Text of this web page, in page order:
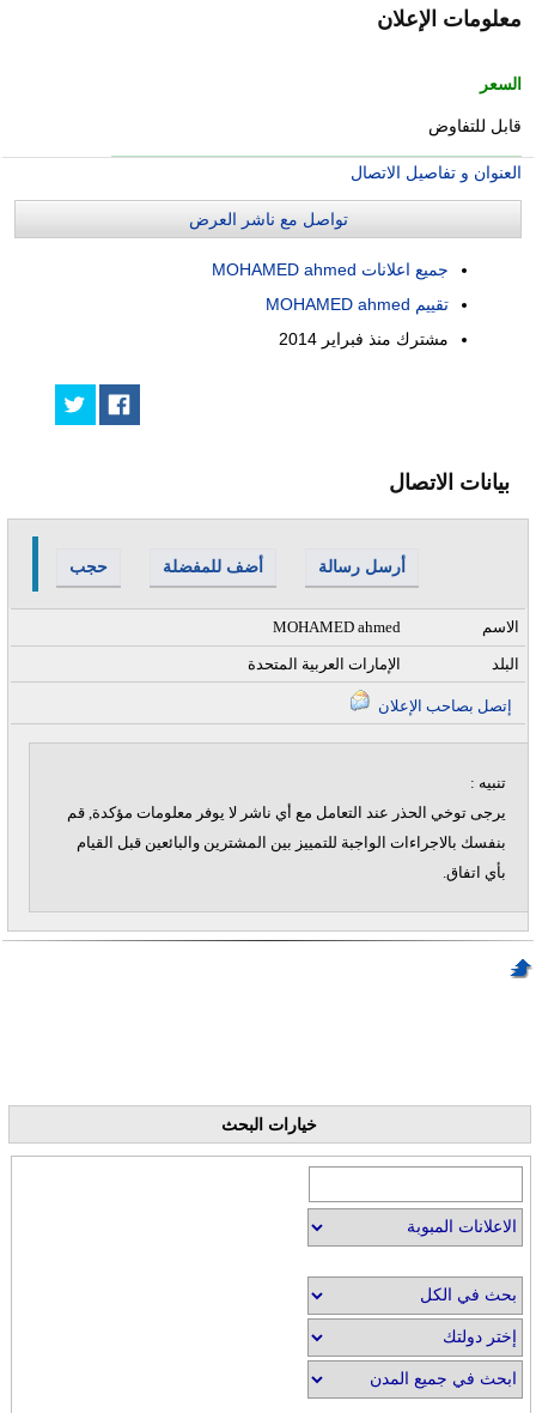
معلومات الإعلان
السعر
قابل للتفاوض
العنوان و تفاصيل الاتصال
تواصل مع ناشر العرض
جميع اعلانات MOHAMED ahmed
تقييم MOHAMED ahmed
مشترك منذ فبراير 2014
بيانات الاتصال
حجب أضف للمفضلة أرسل رسالة
MOHAMED ahmed الاسم
الإمارات العربية المتحدة البلد
تنبيه :
يرجى توخي الحذر عند التعامل مع أي ناشر لا يوفر معلومات مؤكدة, قم
بنفسك بالاجراءات الواجبة للتمييز بين المشترين والبائعين قبل القيام
بأي اتفاق.
خيارات البحث